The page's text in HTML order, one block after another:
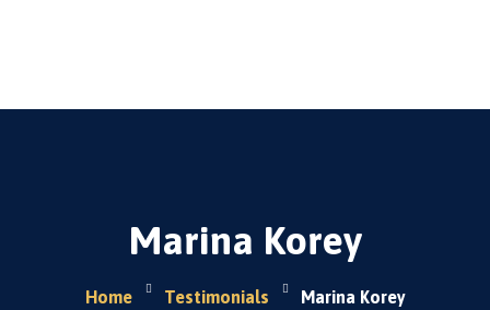
Contacto
Marina Korey
Home Testimonials Marina Korey